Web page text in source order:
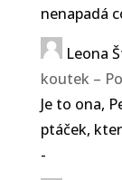
nenapadá
Leona
koutek –
Je to ona,
ptáček,
-